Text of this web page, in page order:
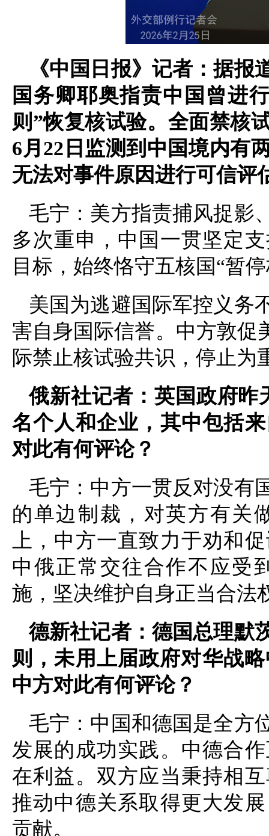
《中国日报》记者：据
国务卿耶奥指责中国曾进
则”恢复核试验。全面禁核
6月22日监测到中国境内有
无法对事件原因进行可信评
毛宁：美方指责捕风捉影
多次重申，中国一贯坚定
目标，始终恪守五核国“暂
美国为逃避国际军控义务
害自身国际信誉。中方敦促
际禁止核试验共识，停止为
俄新社记者：英国政府昨
名个人和企业，其中包括
对此有何评论？
毛宁：中方一贯反对没有
的单边制裁，对英方有关
上，中方一直致力于劝和
中俄正常交往合作不应受
施，坚决维护自身正当合法
德新社记者：德国总理默
则，未用上届政府对华战
中方对此有何评论？
毛宁：中国和德国是全方
发展的成功实践。中德合
在利益。双方应当秉持相
推动中德关系取得更大发
贡献。